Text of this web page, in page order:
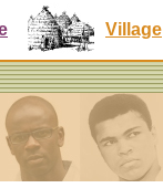
Village